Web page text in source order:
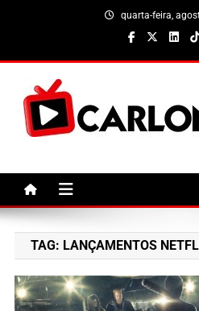
quarta-feira,
TAG: LANÇAMENTOS